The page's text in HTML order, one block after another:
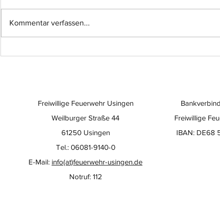
Einsatz-Nr.: 057
Kommentar verfassen...
Freiwillige
IBAN: DE68
Freiwillige Feuerwehr Usingen
Weilburger Straße 44
61250 Usingen
Tel.: 06081-9140-0
E-Mail: info(at)feuerwehr-usingen.de
Notruf: 112